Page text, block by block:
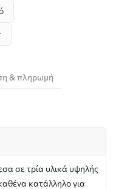
& πληρωμή
σε τρία υλικά υψηλής
κατάλληλο για